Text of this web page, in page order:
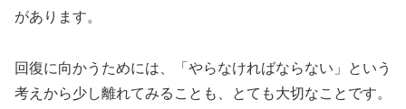
があります。
回復に向かうためには、「やらなければならない」という
考えから少し離れてみることも、とても大切なことです。